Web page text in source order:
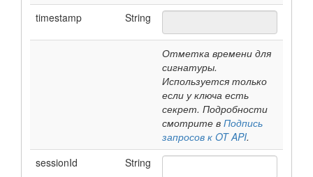
timestamp
String
Отметка времени для
сигнатуры.
Используется только
если у ключа есть
секрет. Подробности
смотрите в Подпись
запросов к OT API.
sessionId
String